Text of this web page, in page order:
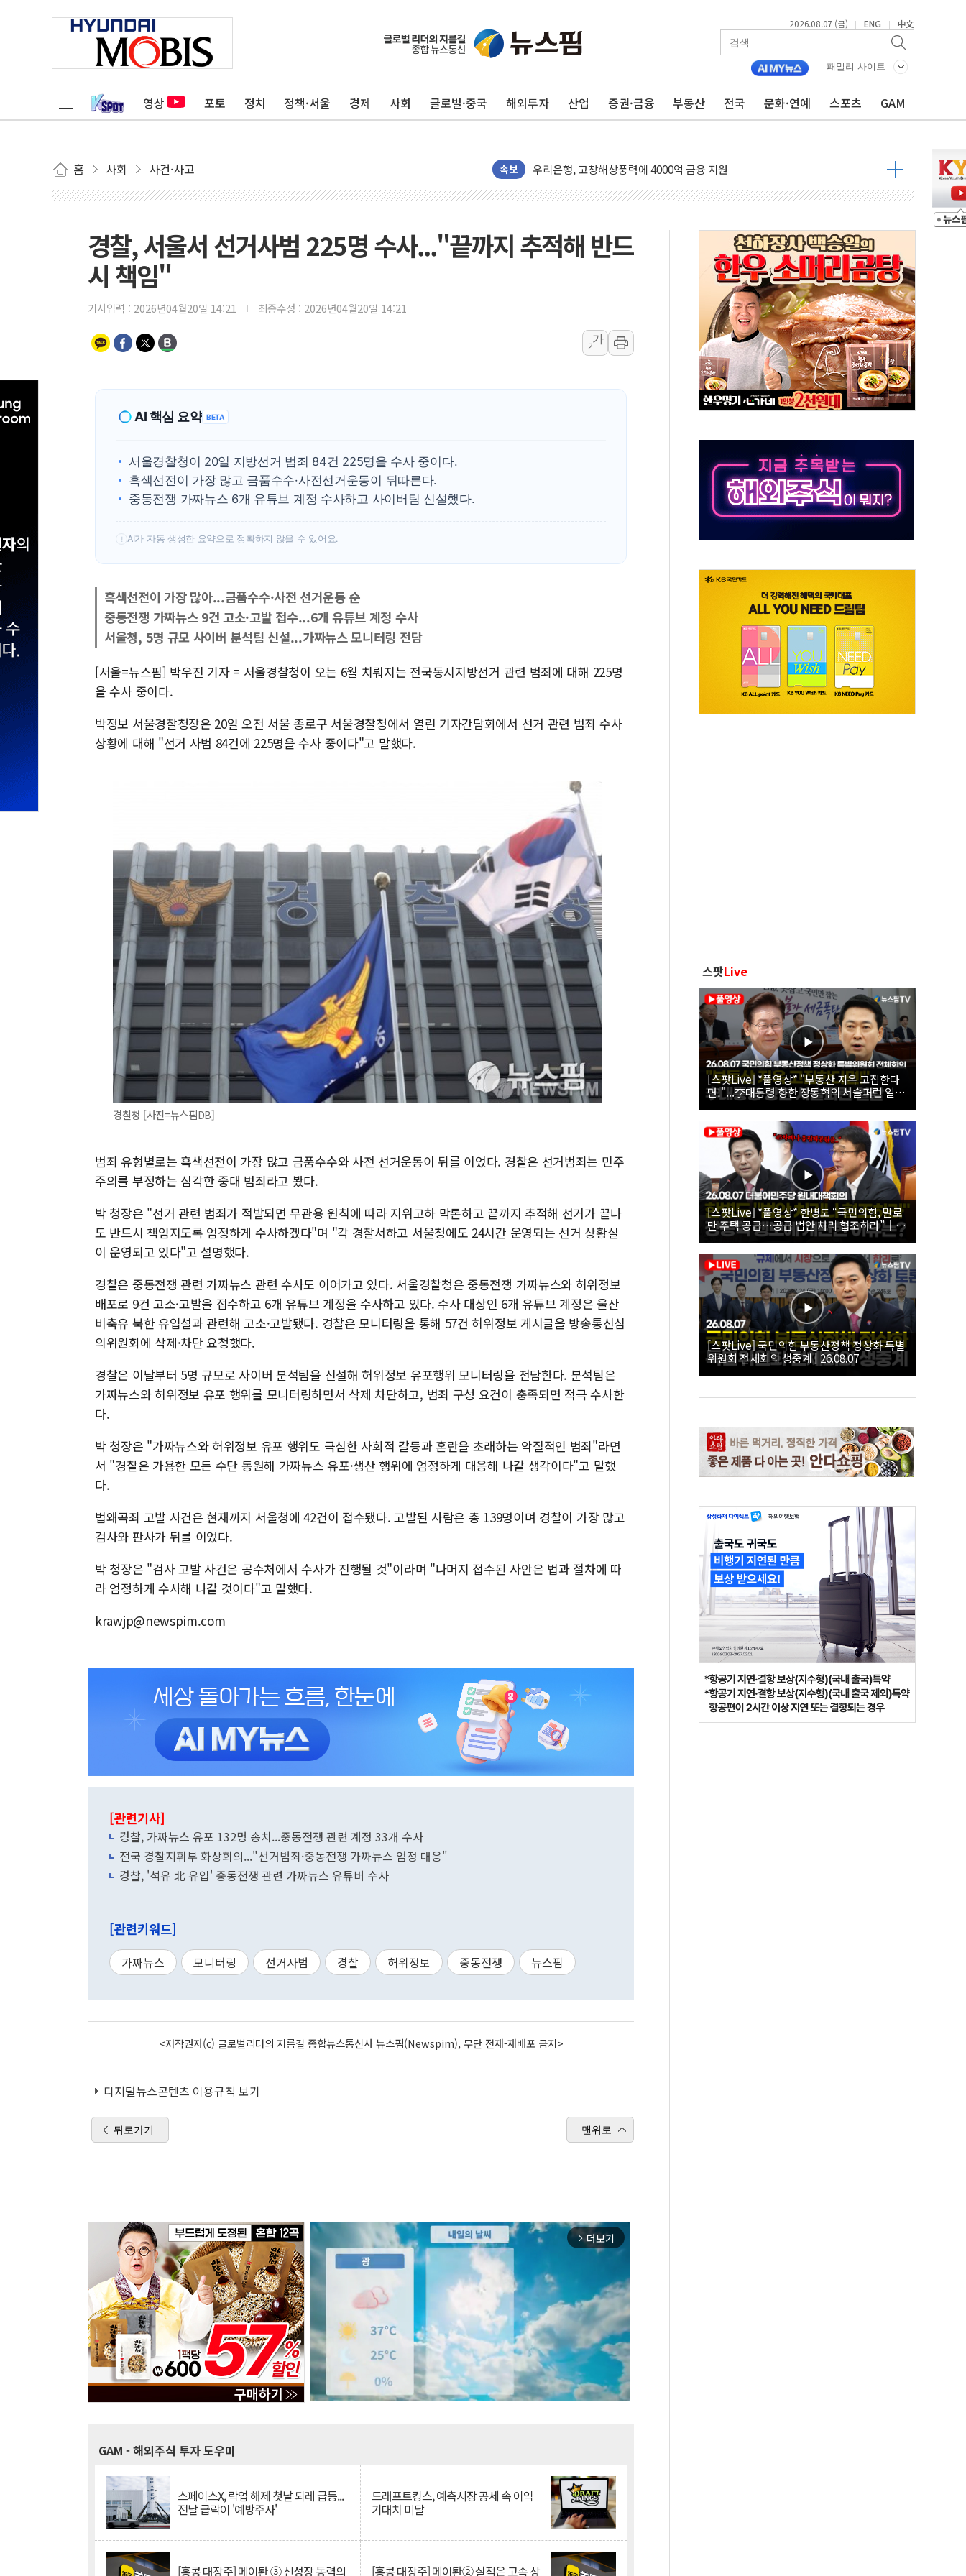
2026.08.07 (금) | ENG | 中文
패밀리 사이트
영상 포토 정치 정책·서울 경제 사회 글로벌·중국 해외투자 산업 증권·금융 부동산 전국 문화·연예 스포츠 GAM
홈 사회 사건·사고 속보
'해병 순직 책임' 임성근 전 사단장 항소심도 징역 3년
우리은행, 고창해상풍력에 4000억 금융 지원
NH농협은행, 모두투어 제휴 여행적금 완판
하나금융이 쏘아 올린 CIFO, 금융지주 포용금융 조직개편 신호탄
종합특검, '尹 관저 이전 감사 무마' 유병호 구속 기소
코스피·코스닥 오전 동반 하락…내린 종목이 두 배 넘어
'입추'인데 연일 찜통더위…김성환 기후부 장관 "예측범위 벗어나도 즉시대응"
"최대 2시간 앞서 침수 예측"…건설연, AI 위험기상 기술 개발
유니슨 "국내생산세액공제·인증제도 개선 수혜 기대"
창호 교체하다 난간 무너져…대전서 50대 일용직 추락 사망
장동혁 "규제와 대출 풀고 재개발·재건축 촉진하는 것이 부동산 정상화"
[속보] 종합특검, '尹 관저 이전 감사 무마' 유병호 감사위원 구속 기소
오렌지플래닛 창업재단, 스타트업 지원 프로그램 성료
경찰, '300억대 사기 혐의' 차가원 대표 구속 송치
경찰, 서울서 선거사범 225명 수사..."끝까지 추적해 반드
시 책임"
기사입력 : 2026년04월20일 14:21 최종수정 : 2026년04월20일 14:21
가
가
AI 핵심 요약 BETA
서울경찰청이 20일 지방선거 범죄 84건 225명을 수사 중이다.
흑색선전이 가장 많고 금품수수·사전선거운동이 뒤따른다.
중동전쟁 가짜뉴스 6개 유튜브 계정 수사하고 사이버팀 신설했다.
! AI가 자동 생성한 요약으로 정확하지 않을 수 있어요.
흑색선전이 가장 많아...금품수수·사전 선거운동 순
중동전쟁 가짜뉴스 9건 고소·고발 접수...6개 유튜브 계정 수사
서울청, 5명 규모 사이버 분석팀 신설...가짜뉴스 모니터링 전담
[서울=뉴스핌] 박우진 기자 = 서울경찰청이 오는 6월 치뤄지는 전국동시지방선거 관련 범죄에 대해 225명
을 수사 중이다.
박정보 서울경찰청장은 20일 오전 서울 종로구 서울경찰청에서 열린 기자간담회에서 선거 관련 범죄 수사
상황에 대해 "선거 사범 84건에 225명을 수사 중이다"고 말했다.
경찰청 [사진=뉴스핌DB]
범죄 유형별로는 흑색선전이 가장 많고 금품수수와 사전 선거운동이 뒤를 이었다. 경찰은 선거범죄는 민주
주의를 부정하는 심각한 중대 범죄라고 봤다.
박 청장은 "선거 관련 범죄가 적발되면 무관용 원칙에 따라 지위고하 막론하고 끝까지 추적해 선거가 끝나
도 반드시 책임지도록 엄정하게 수사하겠다"며 "각 경찰서하고 서울청에도 24시간 운영되는 선거 상황실
이 운영되고 있다"고 설명했다.
경찰은 중동전쟁 관련 가짜뉴스 관련 수사도 이어가고 있다. 서울경찰청은 중동전쟁 가짜뉴스와 허위정보
배포로 9건 고소·고발을 접수하고 6개 유튜브 계정을 수사하고 있다. 수사 대상인 6개 유튜브 계정은 울산
비축유 북한 유입설과 관련해 고소·고발됐다. 경찰은 모니터링을 통해 57건 허위정보 게시글을 방송통신심
의위원회에 삭제·차단 요청했다.
경찰은 이날부터 5명 규모로 사이버 분석팀을 신설해 허위정보 유포행위 모니터링을 전담한다. 분석팀은
가짜뉴스와 허위정보 유포 행위를 모니터링하면서 삭제 차단하고, 범죄 구성 요건이 충족되면 적극 수사한
다.
박 청장은 "가짜뉴스와 허위정보 유포 행위도 극심한 사회적 갈등과 혼란을 초래하는 악질적인 범죄"라면
서 "경찰은 가용한 모든 수단 동원해 가짜뉴스 유포·생산 행위에 엄정하게 대응해 나갈 생각이다"고 말했
다.
법왜곡죄 고발 사건은 현재까지 서울청에 42건이 접수됐다. 고발된 사람은 총 139명이며 경찰이 가장 많고
검사와 판사가 뒤를 이었다.
박 청장은 "검사 고발 사건은 공수처에서 수사가 진행될 것"이라며 "나머지 접수된 사안은 법과 절차에 따
라 엄정하게 수사해 나갈 것이다"고 말했다.
krawjp@newspim.com
[관련기사]
경찰, 가짜뉴스 유포 132명 송치...중동전쟁 관련 계정 33개 수사
전국 경찰지휘부 화상회의..."선거범죄·중동전쟁 가짜뉴스 엄정 대응"
경찰, '석유 北 유입' 중동전쟁 관련 가짜뉴스 유튜버 수사
[관련키워드]
가짜뉴스 모니터링 선거사범 경찰 허위정보 중동전쟁 뉴스핌
<저작권자(c) 글로벌리더의 지름길 종합뉴스통신사 뉴스핌(Newspim), 무단 전재-재배포 금지>
디지털뉴스콘텐츠 이용규칙 보기
뒤로가기 맨위로
arrow_forward_ios 더보기
GAM - 해외주식 투자 도우미
스페이스X, 락업 해제 첫날 되레 급등...
전날 급락이 '예방주사'
드래프트킹스, 예측시장 공세 속 이익
기대치 미달
[홍콩 대장주] 메이퇀 ③ 신성장 동력의 [홍콩 대장주] 메이퇀② 실적은 고속 상
스팟Live
[스팟Live] *풀영상* "부동산 지옥 고집한다
면!"...李대통령 향한 장동혁의 서슬퍼런 일갈
| 26.08.07 국민의힘 부동산정책 정상화 특별
위원회 전체회의
[스팟Live] *풀영상* 한병도 “국민의힘, 말로
만 주택 공급…공급 법안 처리 협조하라”｜
26.08.07 더불어민주당 원내대책회의
[스팟Live] 국민의힘 부동산정책 정상화 특별
위원회 전체회의 생중계 | 26.08.07